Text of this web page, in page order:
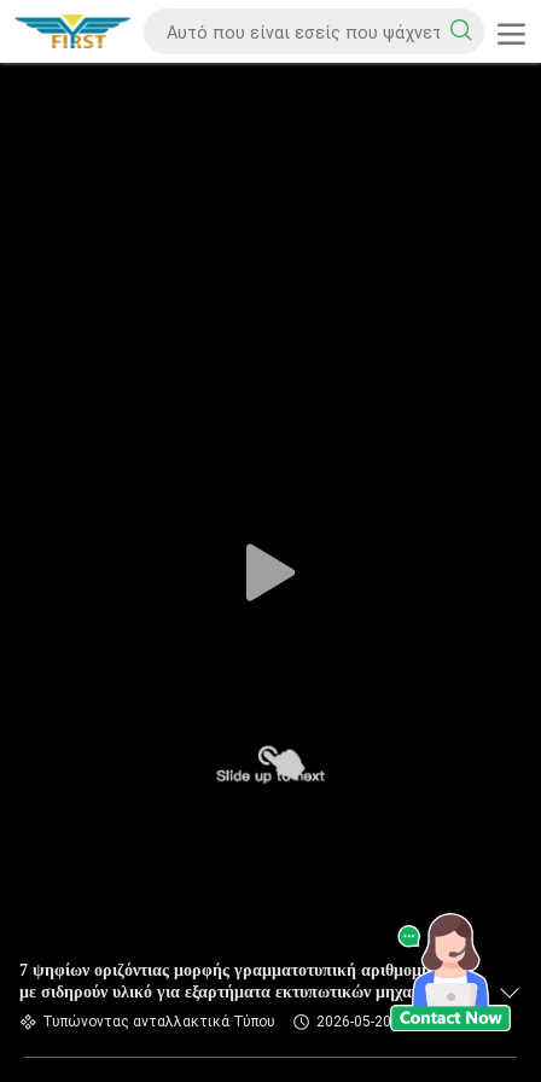
7 ψηφίων οριζόντιας μορφής γραμματοτυπική αριθμομηχανή
με σιδηρούν υλικό για εξαρτήματα εκτυπωτικών μηχανών
Τυπώνοντας ανταλλακτικά Τύπου 2026-05-20